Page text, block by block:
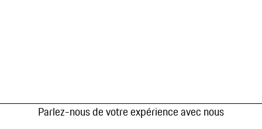
Parlez-nous de votre expérience avec nous